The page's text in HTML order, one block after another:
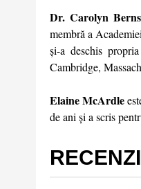
Dr. Carolyn
membră a
și-a deschis
Cambridge,
Elaine McArdle
de ani și a scris